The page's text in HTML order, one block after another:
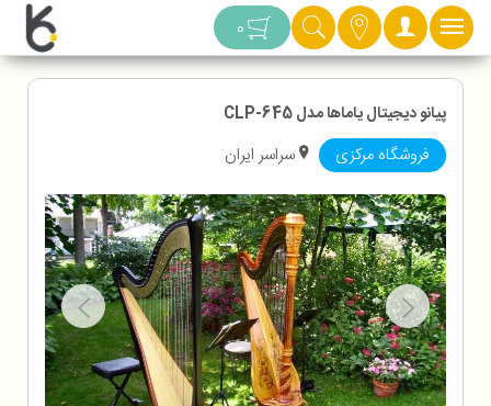
دسته بندی 0
پیانو دیجیتال یاماها مدل CLP-645
فروشگاه مرکزی سراسر ایران